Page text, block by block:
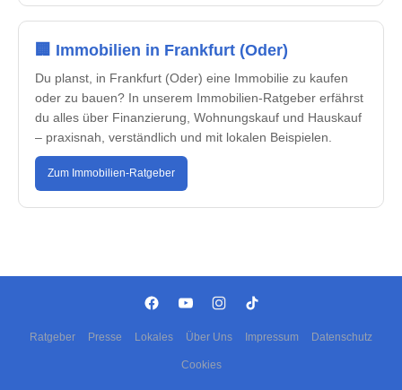
🏢 Immobilien in Frankfurt (Oder)
Du planst, in Frankfurt (Oder) eine Immobilie zu kaufen
oder zu bauen? In unserem Immobilien-Ratgeber erfährst
du alles über Finanzierung, Wohnungskauf und Hauskauf
– praxisnah, verständlich und mit lokalen Beispielen.
Zum Immobilien-Ratgeber
Ratgeber Presse Lokales Über Uns Impressum Datenschutz
Cookies